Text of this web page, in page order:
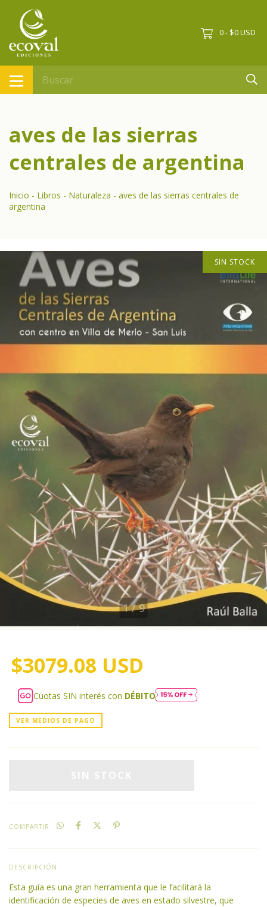
0 - $0 USD
aves de las sierras
centrales de argentina
Inicio - Libros - Naturaleza - aves de las sierras centrales de
argentina
SIN STOCK
1/9
$3079.08 USD
Cuotas SIN interés con DÉBITO
VER MEDIOS DE PAGO
COMPARTIR
DESCRIPCIÓN
Esta guía es una gran herramienta que le facilitará la
identificación de especies de aves en estado silvestre, que